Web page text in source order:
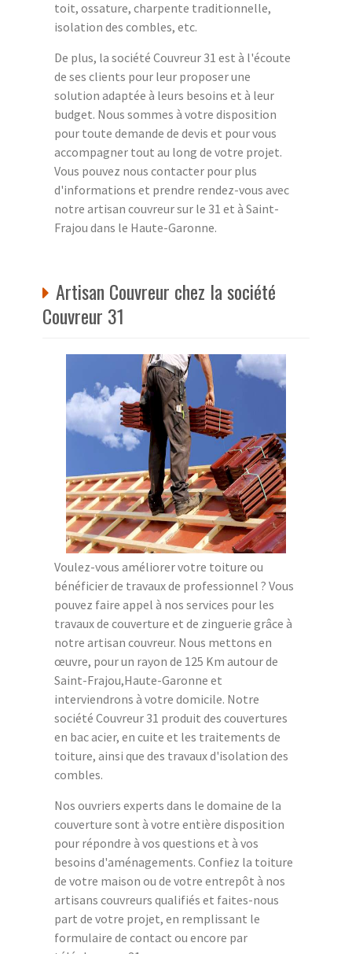
toit, ossature, charpente traditionnelle,
isolation des combles, etc.
De plus, la société Couvreur 31 est à l'écoute
de ses clients pour leur proposer une
solution adaptée à leurs besoins et à leur
budget. Nous sommes à votre disposition
pour toute demande de devis et pour vous
accompagner tout au long de votre projet.
Vous pouvez nous contacter pour plus
d'informations et prendre rendez-vous avec
notre artisan couvreur sur le 31 et à Saint-
Frajou dans le Haute-Garonne.
Artisan Couvreur chez la société
Couvreur 31
Voulez-vous améliorer votre toiture ou
bénéficier de travaux de professionnel ? Vous
pouvez faire appel à nos services pour les
travaux de couverture et de zinguerie grâce à
notre artisan couvreur. Nous mettons en
œuvre, pour un rayon de 125 Km autour de
Saint-Frajou,Haute-Garonne et
interviendrons à votre domicile. Notre
société Couvreur 31 produit des couvertures
en bac acier, en cuite et les traitements de
toiture, ainsi que des travaux d'isolation des
combles.
Nos ouvriers experts dans le domaine de la
couverture sont à votre entière disposition
pour répondre à vos questions et à vos
besoins d'aménagements. Confiez la toiture
de votre maison ou de votre entrepôt à nos
artisans couvreurs qualifiés et faites-nous
part de votre projet, en remplissant le
formulaire de contact ou encore par